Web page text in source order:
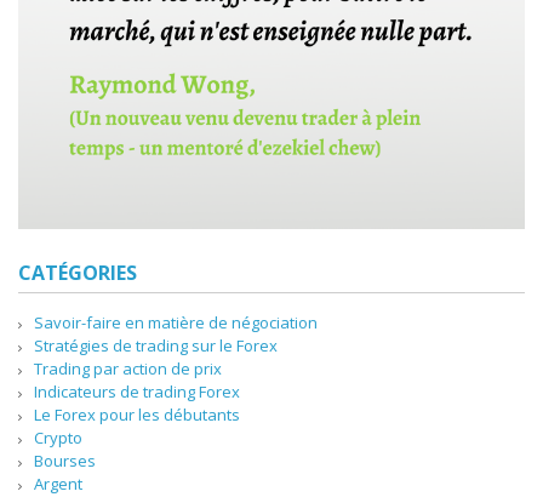
CATÉGORIES
Savoir-faire en matière de négociation
Stratégies de trading sur le Forex
Trading par action de prix
Indicateurs de trading Forex
Le Forex pour les débutants
Crypto
Bourses
Argent